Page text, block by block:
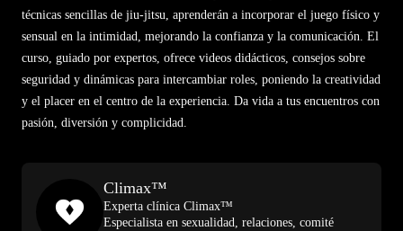
técnicas sencillas de jiu-jitsu, aprenderán a incorporar el juego físico y
sensual en la intimidad, mejorando la confianza y la comunicación. El
curso, guiado por expertos, ofrece videos didácticos, consejos sobre
seguridad y dinámicas para intercambiar roles, poniendo la creatividad
y el placer en el centro de la experiencia. Da vida a tus encuentros con
pasión, diversión y complicidad.
Climax™
Experta clínica Climax™
Especialista en sexualidad, relaciones, comité